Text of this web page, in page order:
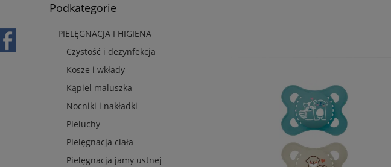
Podkategorie
PIELĘGNACJA I HIGIENA
Czystość i dezynfekcja
Kosze i wkłady
Kąpiel maluszka
Nocniki i nakładki
Pieluchy
Pielęgnacja ciała
Pielęgnacja jamy ustnej